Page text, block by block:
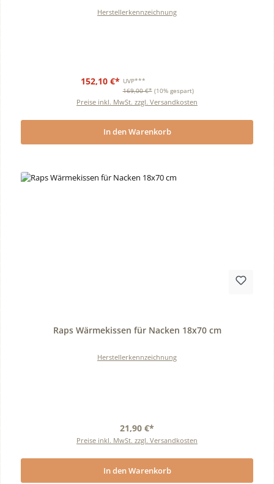
Herstellerkennzeichnung
152,10 €* UVP***
169,00 €* (10% gespart)
Preise inkl. MwSt. zzgl. Versandkosten
In den Warenkorb
Raps Wärmekissen für Nacken 18x70 cm
Herstellerkennzeichnung
21,90 €*
Preise inkl. MwSt. zzgl. Versandkosten
In den Warenkorb